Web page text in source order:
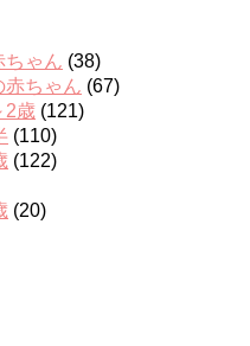
ちゃん (38)
赤ちゃん (67)
2歳 (121)
(110)
(122)
(20)